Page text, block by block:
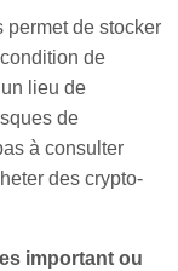
permet de stocker
de
lieu de
de
à consulter
des crypto-
important ou